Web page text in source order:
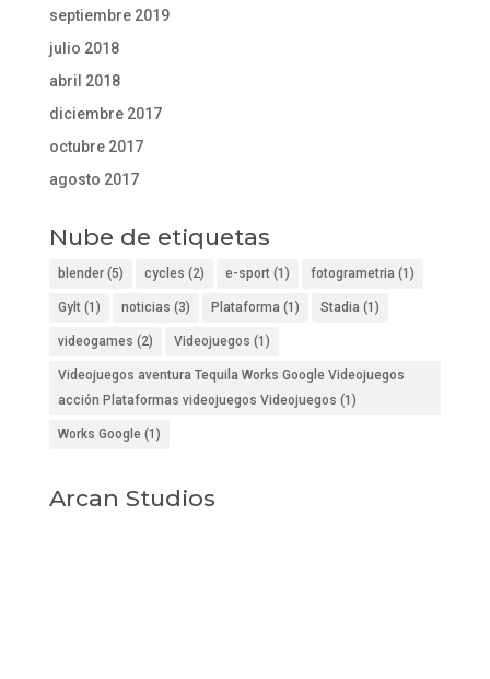
septiembre 2019
julio 2018
abril 2018
diciembre 2017
octubre 2017
agosto 2017
Nube de etiquetas
blender(5) cycles (2) e-sport(1) fotogrametria(1)
Gylt(1) noticias (3) Plataforma(1) Stadia(1)
videogames (2) Videojuegos (1)
Videojuegos aventura Tequila Works Google Videojuegos
acción Plataformas videojuegos Videojuegos (1)
Works Google(1)
Arcan Studios